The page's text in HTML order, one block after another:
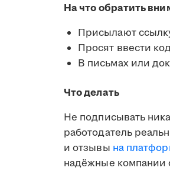
На что обратить
Присылают
Просят ввести
В письмах или
Что делать
Не подписывать
работодатель
и отзывы на
надёжные компании